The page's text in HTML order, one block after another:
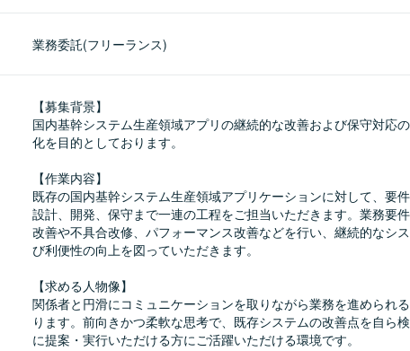
業務委託(フリーランス)
【募集背景】
国内基幹システム生産領域アプリの継続的な改善および保守対応
化を目的としております。
【作業内容】
既存の国内基幹システム生産領域アプリケーションに対して、要
設計、開発、保守まで一連の工程をご担当いただきます。業務要
改善や不具合改修、パフォーマンス改善などを行い、継続的なシ
び利便性の向上を図っていただきます。
【求める人物像】
関係者と円滑にコミュニケーションを取りながら業務を進められ
ります。前向きかつ柔軟な思考で、既存システムの改善点を自ら
に提案・実行いただける方にご活躍いただける環境です。